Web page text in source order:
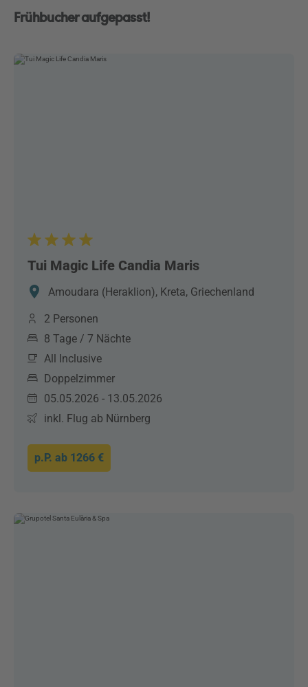
Frühbucher aufgepasst!
Unmute Loaded:
Progress:
Tui Magic Life Candia Maris
Amoudara (Heraklion), Kreta, Griechenland
2 Personen
8 Tage / 7 Nächte
All Inclusive
Doppelzimmer
05.05.2026 - 13.05.2026
inkl. Flug ab Nürnberg
p.P. ab 1266 €